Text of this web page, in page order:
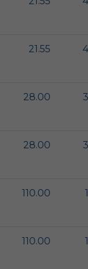
21.55
28.00
28.00
110.00
110.00